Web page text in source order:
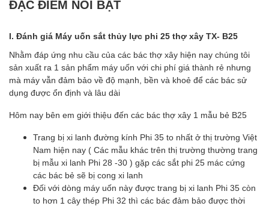
ĐẶC ĐIỂM NỔI BẬT
I. Đánh giá Máy uốn sắt thủy lực phi 25 thợ xây TX- B25
Nhằm đáp ứng nhu cầu của các bác thợ xây hiện nay chúng tôi
sản xuất ra 1 sản phẩm máy uốn với chi phí giá thành rẻ nhưng
mà máy vẫn đảm bảo về độ mạnh, bền và khoẻ để các bác sử
dụng được ổn định và lâu dài
Hôm nay bên em giới thiệu đến các bác thợ xây 1 mẫu bẻ B25
Trang bị xi lanh đường kính Phi 35 to nhất ở thị trường Việt
Nam hiện nay ( Các mẫu khác trên thị trường thường trang
bị mẫu xi lanh Phi 28 -30 ) gặp các sắt phi 25 mác cứng
các bác bẻ sẽ bị cong xi lanh
Đối với dòng máy uốn này được trang bị xi lanh Phi 35 còn
to hơn 1 cây thép Phi 32 thì các bác đảm bảo được thời